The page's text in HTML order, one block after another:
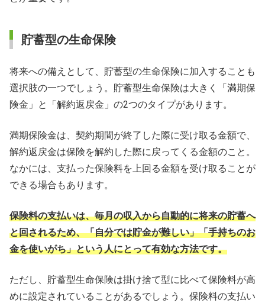
貯蓄型の生命保険
将来への備えとして、貯蓄型の生命保険に加入することも
選択肢の一つでしょう。貯蓄型生命保険は大きく「満期保
険金」と「解約返戻金」の2つのタイプがあります。
満期保険金は、契約期間が終了した際に受け取る金額で、
解約返戻金は保険を解約した際に戻ってくる金額のこと。
なかには、支払った保険料を上回る金額を受け取ることが
できる場合もあります。
保険料の支払いは、毎月の収入から自動的に将来の貯蓄へ
と回されるため、「自分では貯金が難しい」「手持ちのお
金を使いがち」という人にとって有効な方法です。
ただし、貯蓄型生命保険は掛け捨て型に比べて保険料が高
めに設定されていることがあるでしょう。保険料の支払い